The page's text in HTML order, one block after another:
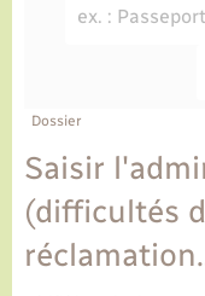
Bulletins
Le personnel
Plan interactif
Permis de
CIDFF
Etat-civil -
Logement -
Loisirs
Marchés de
Transports
Travaux -
Dossier
Saisir
(difficultés